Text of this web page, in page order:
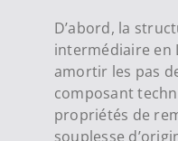
D’abord, la
intermédiaire en
amortir les pas
composant
propriétés de
souplesse